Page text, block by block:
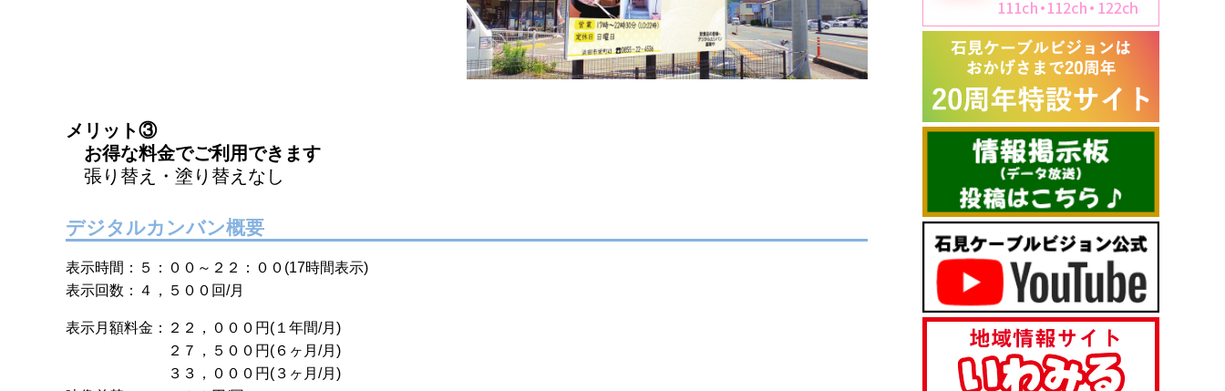
メリット③
お得な料金でご利用できます
張り替え・塗り替えなし
デジタルカンバン概要
表示時間：５：００～２２：００(17時間表示)
表示回数：４，５００回/月
表示月額料金：２２，０００円(１年間/月)
２７，５００円(６ヶ月/月)
３３，０００円(３ヶ月/月)